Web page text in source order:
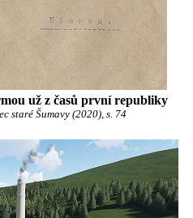
už z časů první republiky
staré Šumavy (2020), s. 74